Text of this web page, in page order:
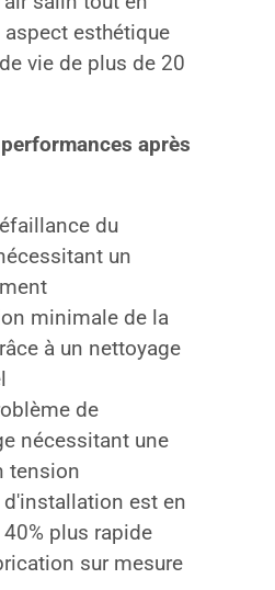
esthétique
vie de plus de 20
après
du
un
minimale de la
à un nettoyage
de
nécessitant une
tension
est en
plus rapide
sur mesure